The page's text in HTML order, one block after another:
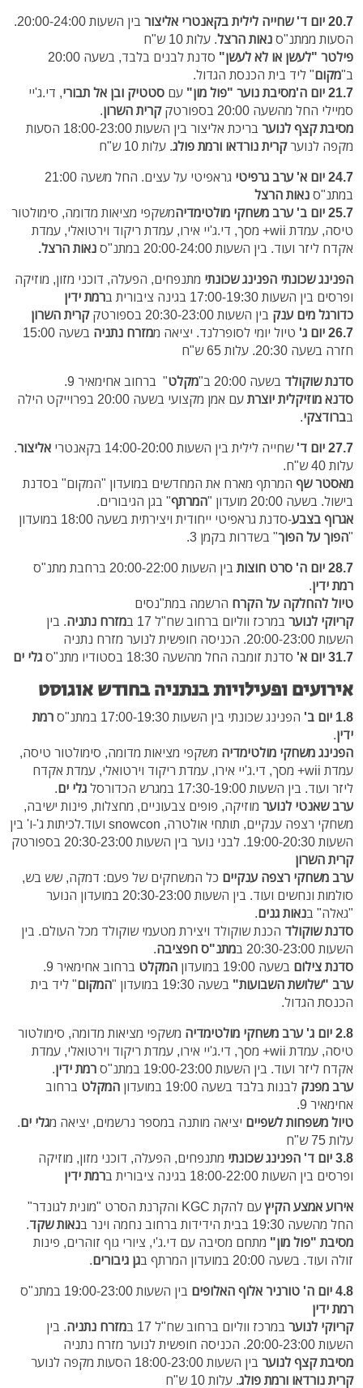
20.7 יום ד'
שחייה לילית בקאנטרי אליצור
בין השעות 20:00-24:00.
הסעות ממתנ"סנאות הרצל. עלות 10 ש"ח
פילטר "לעשן או לא לעשן"
סדנת לבנים בלבד, בשעה 20:00
ב"מקום" ליד בית הכנסת הגדול.
21.7 יום ה'
מסיבת נוער "פול מון" עם סטטיק ובן אל תבורי, די.ג'יי
סמיילי החל מהשעה 20:00 בספורטק
קרית השרון.
מסיבת קצף לנוער בריכת אליצור בין השעות 18:00-23:00
הסעות
מקפה לנוערקרית נורדאו ורמת פולג. עלות 10 ש"ח
24.7 יום א'
ערב גרפיטי
גראפיטי על עצים. החל משעה 21:00
במתנ"סנאות הרצל
25.7 יום ב'
ערב משחקי מולטימדיהמשקפי מציאות מדומה, סימולטור
טיסה, עמדת wii+ מסך, די.ג'יי אירו, עמדת ריקוד וירטואלי, עמדת
אקדח ליזר ועוד. בין השעות 20:00-24:00 ב
מתנ"סנאות הרצל.
הפנינג שכונתי הפנינג שכונתי מתנפחים, הפעלה, דוכני מזון, מוזיקה
ופרסים בין השעות 17:00-19:30 בגינה ציבורית ברמת ידין
כדורגל מים ענק בין השעות 20:30-23:00 בספורטק
קרית השרון
26.7 יום ג'
טיול יומי לסופרלנד. יציאה ממזרח נתניה
בשעה 15:00
חזרה בשעה 20:30. עלות 65 ש"ח
סדנת שוקולד בשעה 20:00 ב" מקלט" ברחוב אחימאיר 9.
סדנא מוזיקלית יוצרת
עם אמן מקצועי בשעה 20:00 בפרוייקט הילה
בברודצקי.
27.7 יום ד'
שחייה לילית בין השעות 14:00-20:00 בקאנטרי אליצור.
עלות 40 ש"ח.
מאסטר שף המרתף מארח את המחדשים במועדון "המקום" בסדנת
בישול. בשעה 20:00 מועדון "
המרתף" בגן הגיבורים.
אגרוף בצבע
-סדנת גראפיטי ייחודית ויצירתית בשעה 18:00 במועדון
"הפוך על הפוך" בשדרות בקמן 3.
28.7 יום ה'
סרט חוצות בין השעות 20:00-22:00 ברחבת מתנ"ס
רמת ידין.
טיול להחלקה על הקרח הרשמה במת"נסים
קריוקי לנוער במרכז ווליום ברחוב שח"ל 17 ב מזרח נתניה. בין
השעות 20:00-23:00. הכניסה חופשית לנוער מזרח נתניה
31.7 יום א'
סדנת זומבה החל מהשעה 18:30 בסטודיו מתנ"ס גלי ים
אירועים ופעילויות בנתניה בחודש אוגוסט
1.8 יום ב' הפנינג שכונתי בין השעות 17:00-19:30 במתנ"ס
רמת
ידין.
הפנינג משחקי מולטימדיה משקפי מציאות מדומה, סימולטור טיסה,
עמדת wii+ מסך, די.ג'יי אירו, עמדת ריקוד וירטואלי, עמדת אקדח
ליזר ועוד. בין השעות 17:30-19:00
במגרש הכדורסלגלי ים.
ערב שאנטי לנוער מוזיקה, פופים צבעוניים, מחצלות, פינות ישיבה,
משחקי רצפה ענקיים, תותחי אולטרה, snowcon ועוד.
לכיתות ג'-ו' בין
השעות 19:00-20:30. לבני נוער
בין השעות 20:30-23:00 בספורטק
קרית השרון
ערב משחקי רצפה ענקיים כל המשחקים של פעם: דמקה, שש בש,
סולמות ונחשים ועוד. בין השעות 20:30-23:00 במועדון הנוער
"גאלה" בנאות גנים.
סדנת שוקולד הכנת שוקולד ויצירת מטעמי שוקולד מכל העולם. בין
השעות 20:30-23:00 ב
מתנ"ס חפציבה.
סדנת צילום בשעה 19:00 במועדון המקלט ברחוב אחימאיר 9.
ערב "שלושת השבועות" בשעה 19:30 במועדון " המקום" ליד בית
הכנסת הגדול.
2.8 יום ג'
ערב משחקי מולטימדיה משקפי מציאות מדומה, סימולטור
טיסה, עמדת wii+ מסך, די.ג'יי אירו, עמדת ריקוד וירטואלי, עמדת
אקדח ליזר ועוד. בין השעות 19:00-23:00
במתנ"סרמת ידין.
ערב מפנק לבנות בלבד בשעה 19:00 במועדון המקלט ברחוב
אחימאיר 9.
טיול משפחות לשפיים יציאה מותנה במספר נרשמים, יציאה מגלי ים.
עלות 75 ש"ח
3.8 יום ד'
הפנינג שכונתי מתנפחים, הפעלה, דוכני מזון, מוזיקה
ופרסים בין השעות 18:00-22:00 בגינה ציבורית ברמת ידין
אירוע אמצע הקיץ
עם להקת KGC והקרנת הסרט "מונית לגונדר"
החל מהשעה 19:30 בבית הידידות ברחוב נחמה וינר ב
נאות שקד.
מסיבת "פול מון" מתחם מסיבה עם די.ג'י, ציורי גוף זוהרים, פינות
זולה ועוד. בשעה 20:00 במועדון המרתף ב
גן גיבורים.
4.8 יום ה'
טורניר אלוף האלופים בין השעות 19:00-23:00 במתנ"ס
רמת ידין
קריוקי לנוער במרכז ווליום ברחוב שח"ל 17 ב מזרח נתניה. בין
השעות 20:00-23:00. הכניסה חופשית לנוער מזרח נתניה
מסיבת קצף לנוער בין השעות 18:00-23:00
הסעות מקפה לנוער
קרית נורדאו ורמת פולג. עלות 10 ש"ח